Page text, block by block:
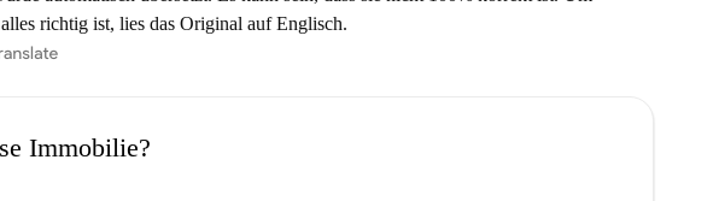
richtig ist, lies das Original auf Englisch.
Immobilie?